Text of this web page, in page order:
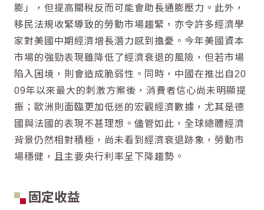
膨」，但提高關稅反而可能會助長通膨壓力。此外，
移民法規收緊導致的勞動市場趨緊，亦令許多經濟學
家對美國中期經濟增長潛力感到擔憂。今年美國資本
市場的強勁表現雖降低了經濟衰退的風險，但若市場
陷入困境，則會造成脆弱性。同時，中國在推出自20
09年以來最大的刺激方案後，消費者信心尚未明顯提
振；歐洲則面臨更加低迷的宏觀經濟數據，尤其是德
國與法國的表現不甚理想。儘管如此，全球總體經濟
背景仍然相對積極，尚未看到經濟衰退跡象，勞動市
場穩健，且主要央行利率呈下降趨勢。
固定收益